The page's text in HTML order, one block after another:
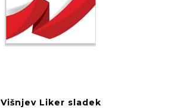
Višnjev Liker sladek